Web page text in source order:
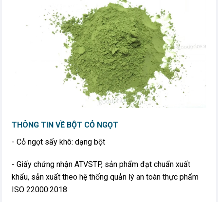
THÔNG TIN VỀ BỘT CỎ NGỌT
- Cỏ ngọt sấy khô: dạng bột
- Giấy chứng nhận ATVSTP, sản phẩm đạt chuẩn xuất
khẩu, sản xuất theo hệ thống quản lý an toàn thực phẩm
ISO 22000:2018